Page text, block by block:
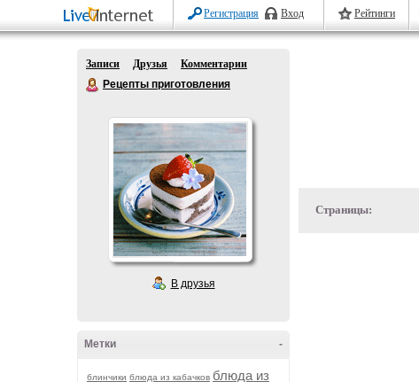
Регистрация Вход Рейтинги
Записи Друзья
Комментарии
Рецепты приготовления
В друзья
-
Метки
блинчики блюда из кабачков блюда из
Страницы: